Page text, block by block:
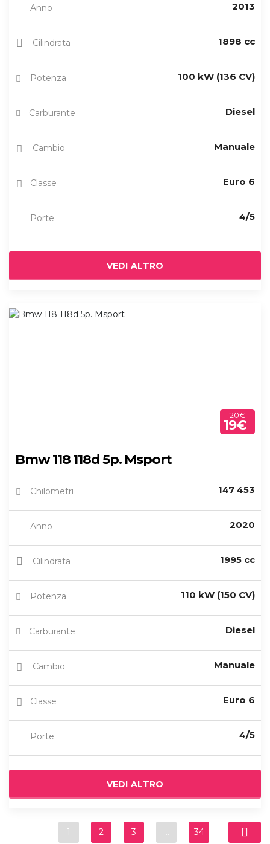
Anno 2013
Cilindrata 1898 cc
Potenza 100 kW (136 CV)
Carburante Diesel
Cambio Manuale
Classe Euro 6
Porte 4/5
VEDI ALTRO
20€
19€
Bmw 118 118d 5p. Msport
Chilometri 147 453
Anno 2020
Cilindrata 1995 cc
Potenza 110 kW (150 CV)
Carburante Diesel
Cambio Manuale
Classe Euro 6
Porte 4/5
VEDI ALTRO
1 2 3 … 34